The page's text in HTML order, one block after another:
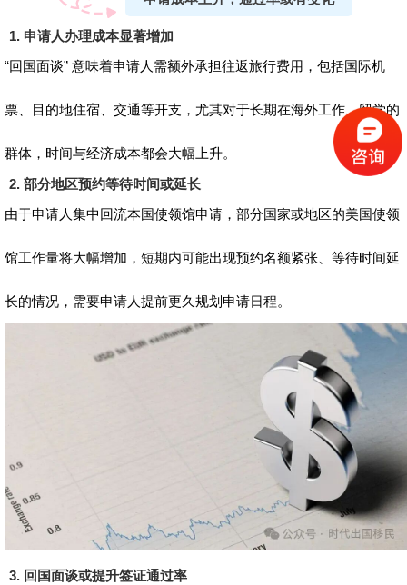
1. 申请人办理成本显著增加
“回国面谈” 意味着申请人需额外承担往返旅行费用，包括国际机
票、目的地住宿、交通等开支，尤其对于长期在海外工作、留学的
群体，时间与经济成本都会大幅上升。
2. 部分地区预约等待时间或延长
由于申请人集中回流本国使领馆申请，部分国家或地区的美国使领
馆工作量将大幅增加，短期内可能出现预约名额紧张、等待时间延
长的情况，需要申请人提前更久规划申请日程。
3. 回国面谈或提升签证通过率